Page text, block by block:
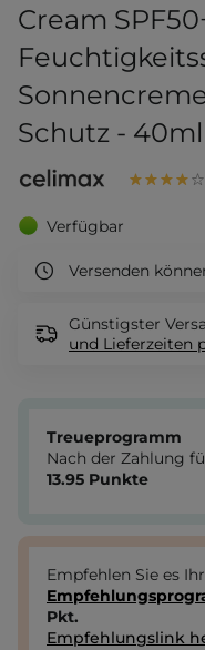
Cream
Schutz - 40ml
Verfügbar
Versenden
Günstigster
und Lieferzeiten
Treueprogramm
Nach der Zahlung
13.95 Punkte
Empfehlen Sie es
Pkt.
Empfehlungslink